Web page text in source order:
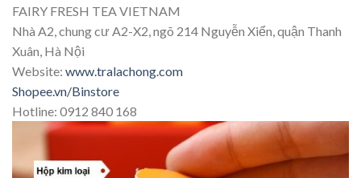
FAIRY FRESH TEA VIETNAM
Nhà A2, chung cư A2-X2, ngõ 214 Nguyễn Xiển, quận Thanh
Xuân, Hà Nội
Website: www.tralachong.com
Shopee.vn/Binstore
Hotline: 0912 840 168